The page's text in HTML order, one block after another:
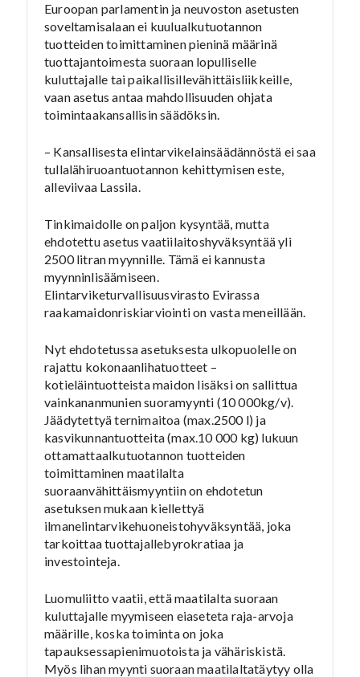
Euroopan parlamentin ja neuvoston asetusten
soveltamisalaan ei kuulualkutuotannon
tuotteiden toimittaminen pieninä määrinä
tuottajantoimesta suoraan lopulliselle
kuluttajalle tai paikallisillevähittäisliikkeille,
vaan asetus antaa mahdollisuuden ohjata
toimintaakansallisin säädöksin.
– Kansallisesta elintarvikelainsäädännöstä ei saa
tullalähiruoantuotannon kehittymisen este,
alleviivaa Lassila.
Tinkimaidolle on paljon kysyntää, mutta
ehdotettu asetus vaatiilaitoshyväksyntää yli
2500 litran myynnille. Tämä ei kannusta
myynninlisäämiseen.
Elintarviketurvallisuusvirasto Evirassa
raakamaidonriskiarviointi on vasta meneillään.
Nyt ehdotetussa asetuksesta ulkopuolelle on
rajattu kokonaanlihatuotteet –
kotieläintuotteista maidon lisäksi on sallittua
vainkananmunien suoramyynti (10 000kg/v).
Jäädytettyä ternimaitoa (max.2500 l) ja
kasvikunnantuotteita (max.10 000 kg) lukuun
ottamattaalkutuotannon tuotteiden
toimittaminen maatilalta
suoraanvähittäismyyntiin on ehdotetun
asetuksen mukaan kiellettyä
ilmanelintarvikehuoneistohyväksyntää, joka
tarkoittaa tuottajallebyrokratiaa ja
investointeja.
Luomuliitto vaatii, että maatilalta suoraan
kuluttajalle myymiseen eiaseteta raja-arvoja
määrille, koska toiminta on joka
tapauksessapienimuotoista ja vähäriskistä.
Myös lihan myynti suoraan maatilaltatäytyy olla